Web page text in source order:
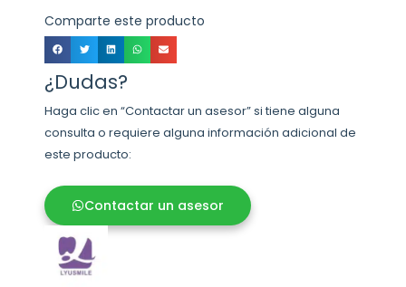
Comparte este producto
¿Dudas?
Haga clic en “Contactar un asesor” si tiene alguna
consulta o requiere alguna información adicional de
este producto:
Contactar un asesor